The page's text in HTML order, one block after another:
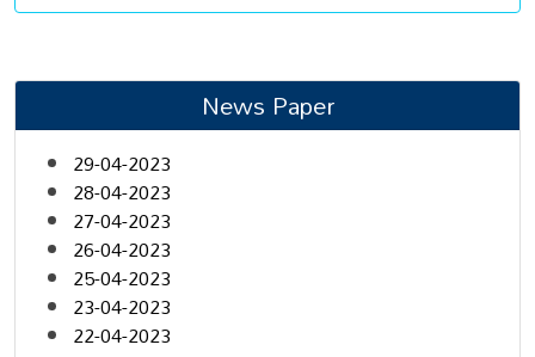
News Paper
29-04-2023
28-04-2023
27-04-2023
26-04-2023
25-04-2023
23-04-2023
22-04-2023